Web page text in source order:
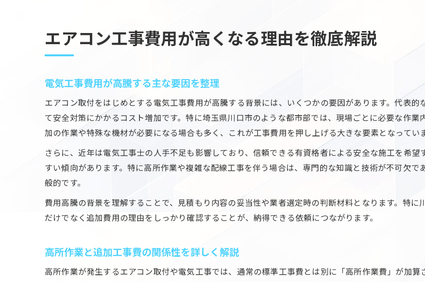
エアコン工事費用が高くなる理由を徹底解説
電気工事費用が高騰する主な要因を整理
エアコン取付をはじめとする電気工事費用が高騰する背景には、いくつかの要因があります。代表
て安全対策にかかるコスト増加です。特に埼玉県川口市のような都市部では、現場ごとに必要な作
加の作業や特殊な機材が必要になる場合も多く、これが工事費用を押し上げる大きな要素となっていま
さらに、近年は電気工事士の人手不足も影響しており、信頼できる有資格者による安全な施工を希
すい傾向があります。特に高所作業や複雑な配線工事を伴う場合は、専門的な知識と技術が不可欠
般的です。
費用高騰の背景を理解することで、見積もり内容の妥当性や業者選定時の判断材料となります。特
だけでなく追加費用の理由をしっかり確認することが、納得できる依頼につながります。
高所作業と追加工事費の関係性を詳しく解説
高所作業が発生するエアコン取付や電気工事では、通常の標準工事費とは別に「高所作業費」が加